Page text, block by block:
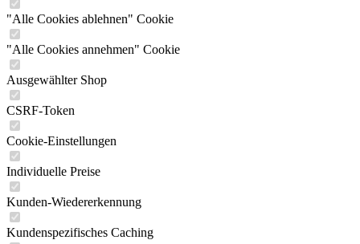
"Alle Cookies ablehnen" Cookie
"Alle Cookies annehmen" Cookie
Ausgewählter Shop
CSRF-Token
Cookie-Einstellungen
Individuelle Preise
Kunden-Wiedererkennung
Kundenspezifisches Caching